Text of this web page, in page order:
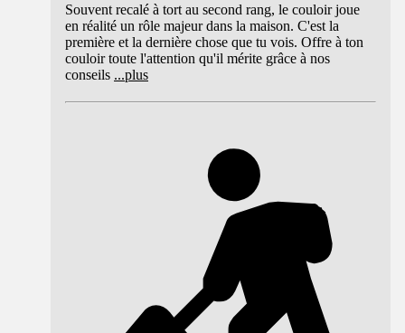
Souvent recalé à tort au second rang, le couloir joue
en réalité un rôle majeur dans la maison. C'est la
première et la dernière chose que tu vois. Offre à ton
couloir toute l'attention qu'il mérite grâce à nos
conseils ...plus